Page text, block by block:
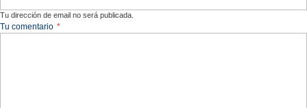
Tu dirección de email no será publicada.
Tu comentario *